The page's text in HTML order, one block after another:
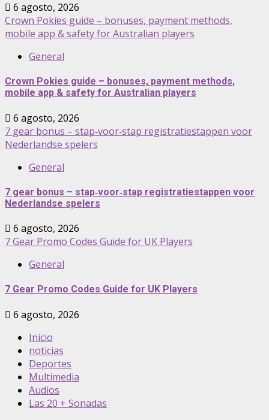
6 agosto, 2026
Crown Pokies guide – bonuses, payment methods,
mobile app & safety for Australian players
General
Crown Pokies guide – bonuses, payment methods,
mobile app & safety for Australian players
6 agosto, 2026
7 gear bonus – stap‑voor‑stap registratiestappen voor
Nederlandse spelers
General
7 gear bonus – stap‑voor‑stap registratiestappen voor
Nederlandse spelers
6 agosto, 2026
7 Gear Promo Codes Guide for UK Players
General
7 Gear Promo Codes Guide for UK Players
6 agosto, 2026
Inicio
noticias
Deportes
Multimedia
Audios
Las 20 + Sonadas